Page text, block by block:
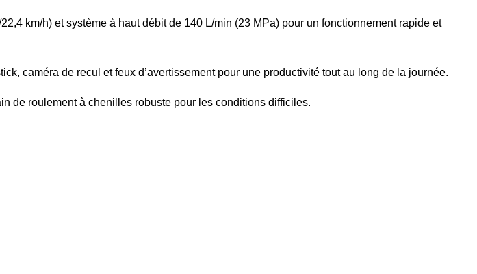
km/h) et système à haut débit de 140 L/min (23 MPa) pour un fonctionnement rapide et
caméra de recul et feux d’avertissement pour une productivité tout au long de la journée.
de roulement à chenilles robuste pour les conditions difficiles.